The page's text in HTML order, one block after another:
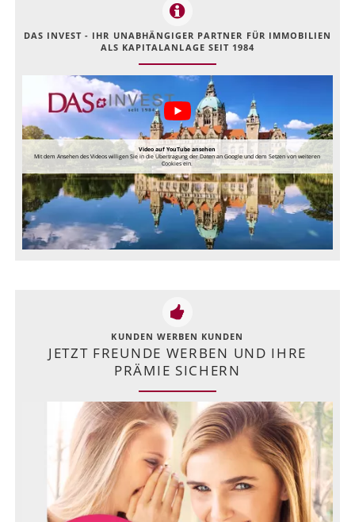
DAS INVEST - IHR UNABHÄNGIGER PARTNER FÜR IMMOBILIEN
ALS KAPITALANLAGE SEIT 1984
Video auf YouTube ansehen
Mit dem Ansehen des Videos willigen Sie in die Übertragung der Daten an Google und dem Setzen von weiteren
Cookies ein.
KUNDEN WERBEN KUNDEN
JETZT FREUNDE WERBEN UND IHRE
PRÄMIE SICHERN